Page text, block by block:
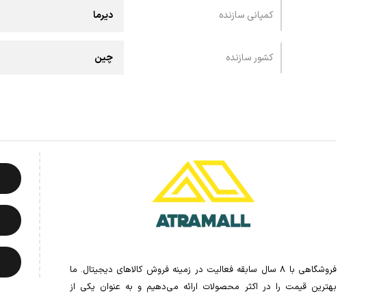
کمپانی سازنده دیرما
کشور سازنده چین
فروشگاهی با 8 سال سابقه فعالیت در زمینه فروش کالاهای دیجیتال. ما
بهترین قیمت را در اکثر محصولات ارائه می‌دهیم و به عنوان یکی از